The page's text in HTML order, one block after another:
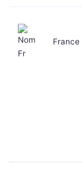
France